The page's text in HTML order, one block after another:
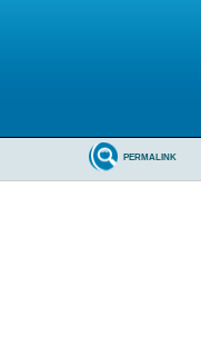
PERMALINK